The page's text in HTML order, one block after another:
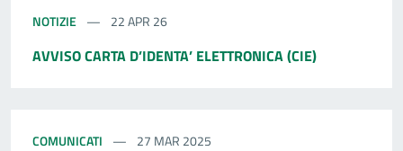
NOTIZIE 22 APR 26
AVVISO CARTA D’IDENTA’ ELETTRONICA (CIE)
COMUNICATI 27 MAR 2025